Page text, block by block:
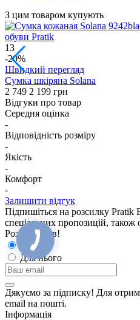
З цим товаром купують
13
-20%
Швидкий перегляд
Сумка шкіряна Solana
2 749 2 199 грн
Відгуки про товар
Середня оцінка
-
Відповідність розміру
-
Якість
-
Комфорт
-
Залишити відгук
Підпишіться на розсилку Pratik
спеціальних пропозицій,
Розпродажiв!
Для неї
Для нього
Дякуємо за підписку! Для
email на пошті.
Інформація